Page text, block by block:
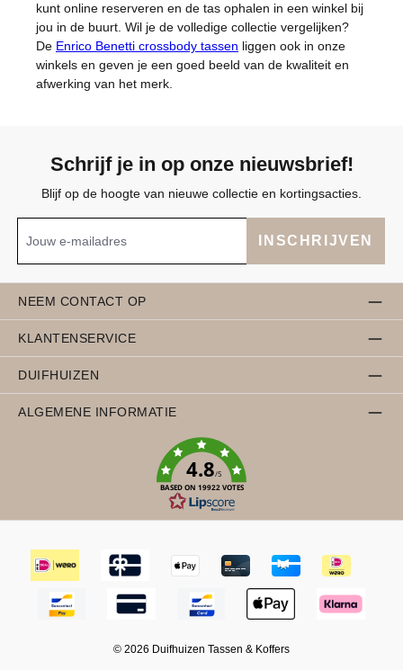
kunt online reserveren en de tas ophalen in een winkel bij
jou in de buurt. Wil je de volledige collectie vergelijken?
De Enrico Benetti crossbody tassen liggen ook in onze
winkels en geven je een goed beeld van de kwaliteit en
afwerking van het merk.
Schrijf je in op onze nieuwsbrief!
Blijf op de hoogte van nieuwe collectie en kortingsacties.
INSCHRIJVEN
NEEM CONTACT OP
KLANTENSERVICE
DUIFHUIZEN
ALGEMENE INFORMATIE
4.8/5
BASED ON 19922 VOTES
© 2026 Duifhuizen Tassen & Koffers